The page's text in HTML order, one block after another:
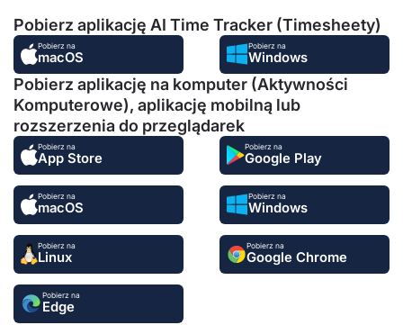
Pobierz aplikację AI Time Tracker (Timesheety)
Pobierz na
macOS
Pobierz na
Windows
Pobierz aplikację na komputer (Aktywności
Komputerowe), aplikację mobilną lub
rozszerzenia do przeglądarek
Pobierz na
App Store
Pobierz na
Google Play
Pobierz na
macOS
Pobierz na
Windows
Pobierz na
Linux
Pobierz na
Google Chrome
Pobierz na
Edge